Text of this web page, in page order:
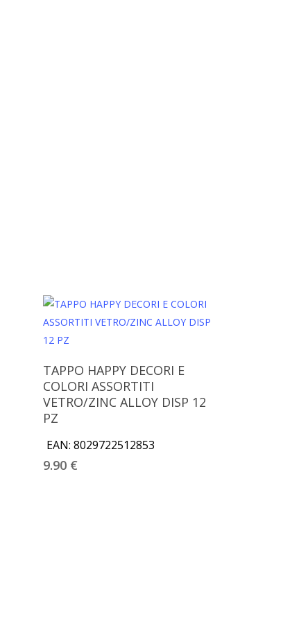
Aggiungi Al Carrello
TAPPO HAPPY DECORI E
COLORI ASSORTITI
VETRO/ZINC ALLOY DISP 12
PZ
EAN: 8029722512853
9.90 €